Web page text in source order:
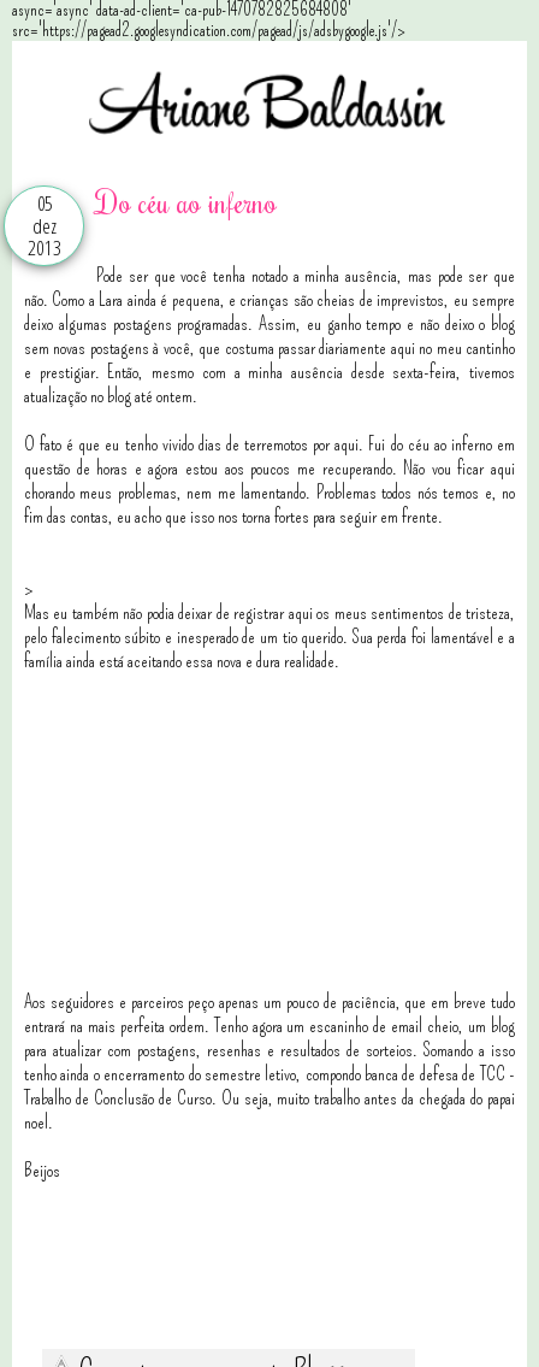
async='async' data-ad-client='ca-pub-1470782825684808'
src='https://pagead2.googlesyndication.com/pagead/js/adsbygoogle.js'/>
05
dez
2013
Do céu ao inferno
Pode ser que você tenha notado a minha ausência, mas pode ser que
não. Como a Lara ainda é pequena, e crianças são cheias de imprevistos, eu sempre
deixo algumas postagens programadas. Assim, eu ganho tempo e não deixo o blog
sem novas postagens à você, que costuma passar diariamente aqui no meu cantinho
e prestigiar. Então, mesmo com a minha ausência desde sexta-feira, tivemos
atualização no blog até ontem.
O fato é que eu tenho vivido dias de terremotos por aqui. Fui do céu ao inferno em
questão de horas e agora estou aos poucos me recuperando. Não vou ficar aqui
chorando meus problemas, nem me lamentando. Problemas todos nós temos e, no
fim das contas, eu acho que isso nos torna fortes para seguir em frente.
>
Mas eu também não podia deixar de registrar aqui os meus sentimentos de tristeza,
pelo falecimento súbito e inesperado de um tio querido. Sua perda foi lamentável e a
família ainda está aceitando essa nova e dura realidade.
Aos seguidores e parceiros peço apenas um pouco de paciência, que em breve tudo
entrará na mais perfeita ordem. Tenho agora um escaninho de email cheio, um blog
para atualizar com postagens, resenhas e resultados de sorteios. Somando a isso
tenho ainda o encerramento do semestre letivo, compondo banca de defesa de TCC -
Trabalho de Conclusão de Curso. Ou seja, muito trabalho antes da chegada do papai
noel.
Beijos